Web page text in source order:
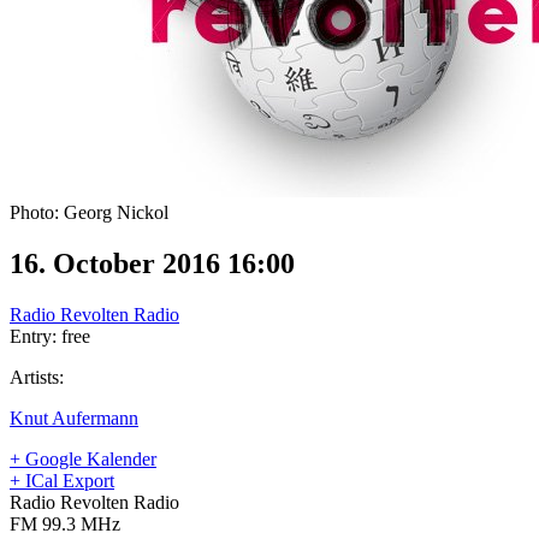
Photo: Georg Nickol
16. October 2016 16:00
Radio Revolten Radio
Entry: free
Artists:
Knut Aufermann
+ Google Kalender
+ ICal Export
Radio Revolten Radio
FM 99.3 MHz